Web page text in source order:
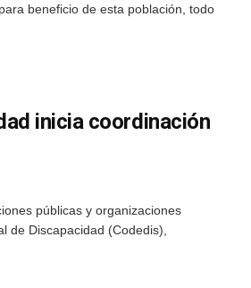
beneficio de esta población, todo
inicia coordinación
públicas y organizaciones
de Discapacidad (Codedis),